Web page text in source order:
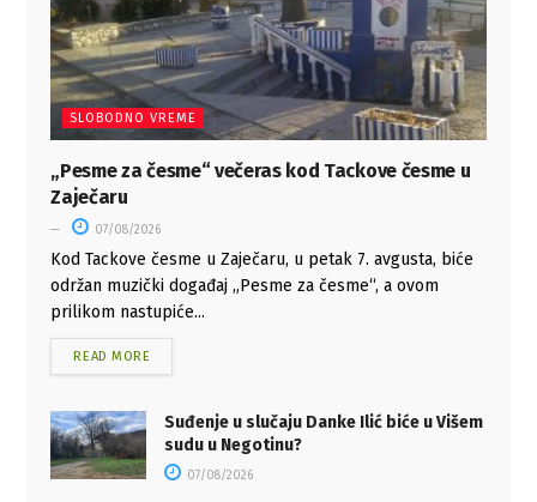
SLOBODNO VREME
„Pesme za česme“ večeras kod Tackove česme u
Zaječaru
07/08/2026
Kod Tackove česme u Zaječaru, u petak 7. avgusta, biće
održan muzički događaj „Pesme za česme“, a ovom
prilikom nastupiće...
READ MORE
Suđenje u slučaju Danke Ilić biće u Višem
sudu u Negotinu?
07/08/2026